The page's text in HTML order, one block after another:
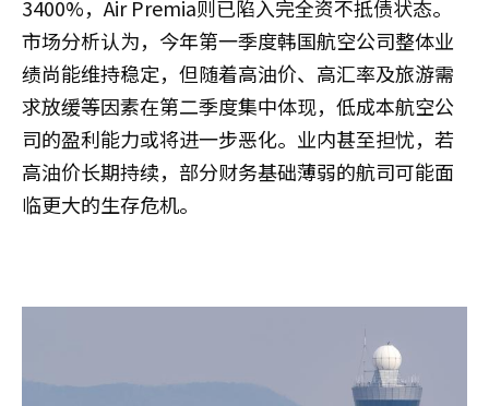
3400%，Air Premia则已陷入完全资不抵债状态。
市场分析认为，今年第一季度韩国航空公司整体业
绩尚能维持稳定，但随着高油价、高汇率及旅游需
求放缓等因素在第二季度集中体现，低成本航空公
司的盈利能力或将进一步恶化。业内甚至担忧，若
高油价长期持续，部分财务基础薄弱的航司可能面
临更大的生存危机。